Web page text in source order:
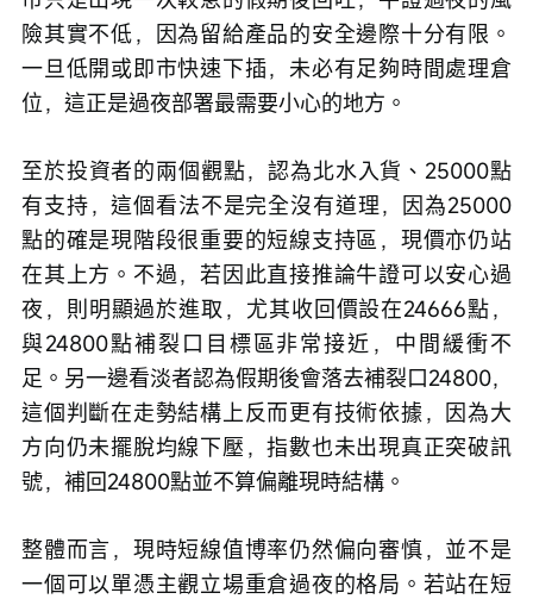
險其實不低，因為留給產品的安全邊際十分有限。
一旦低開或即市快速下插，未必有足夠時間處理倉
位，這正是過夜部署最需要小心的地方。
至於投資者的兩個觀點，認為北水入貨、25000點
有支持，這個看法不是完全沒有道理，因為25000
點的確是現階段很重要的短線支持區，現價亦仍站
在其上方。不過，若因此直接推論牛證可以安心過
夜，則明顯過於進取，尤其收回價設在24666點，
與24800點補裂口目標區非常接近，中間緩衝不
足。另一邊看淡者認為假期後會落去補裂口24800，
這個判斷在走勢結構上反而更有技術依據，因為大
方向仍未擺脫均線下壓，指數也未出現真正突破訊
號，補回24800點並不算偏離現時結構。
整體而言，現時短線值博率仍然偏向審慎，並不是
一個可以單憑主觀立場重倉過夜的格局。若站在短